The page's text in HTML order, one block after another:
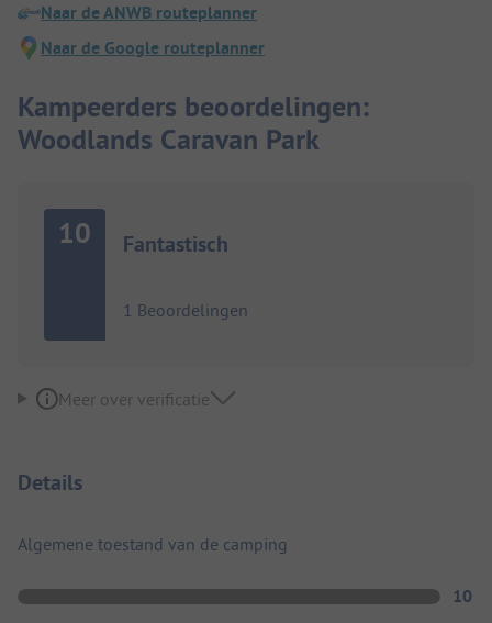
Naar de ANWB routeplanner
Naar de Google routeplanner
Kampeerders beoordelingen:
Woodlands Caravan Park
10 Fantastisch
1 Beoordelingen
Meer over verificatie
Details
Algemene toestand van de camping
10